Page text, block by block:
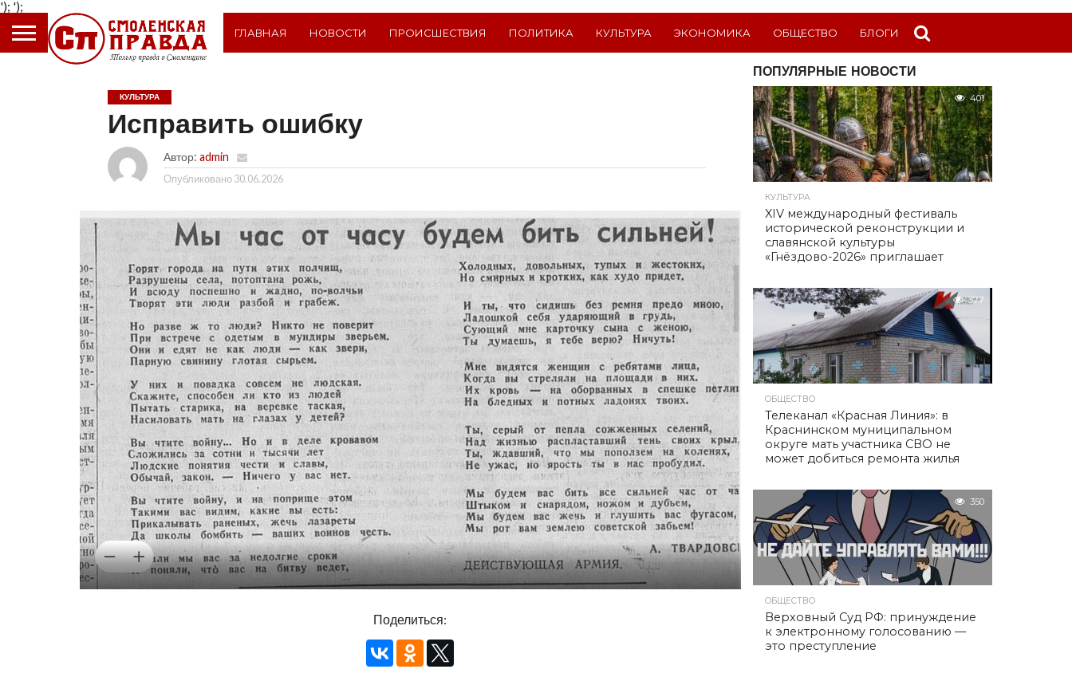
');
ГЛАВНАЯ НОВОСТИ ПРОИСШЕСТВИЯ ПОЛИТИКА КУЛЬТУРА ЭКОНОМИКА ОБЩЕСТВО БЛОГИ
КУЛЬТУРА
Исправить ошибку
Автор: admin
Опубликовано 30.06.2026
Поделиться:
ПОПУЛЯРНЫЕ НОВОСТИ
401
КУЛЬТУРА
XIV международный фестиваль
исторической реконструкции и
славянской культуры
«Гнёздово-2026» приглашает
377
ОБЩЕСТВО
Телеканал «Красная Линия»: в
Краснинском муниципальном
округе мать участника СВО не
может добиться ремонта жилья
350
ОБЩЕСТВО
Верховный Суд РФ: принуждение
к электронному голосованию —
это преступление
');